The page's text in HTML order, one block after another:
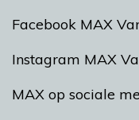
Facebook MAX
Instagram MAX
MAX op sociale